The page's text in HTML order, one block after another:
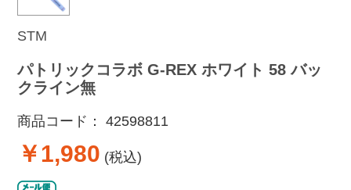
STM
パトリックコラボ G-REX ホワイト 58 バッ
クライン無
商品コード：42598811
￥1,980 (税込)